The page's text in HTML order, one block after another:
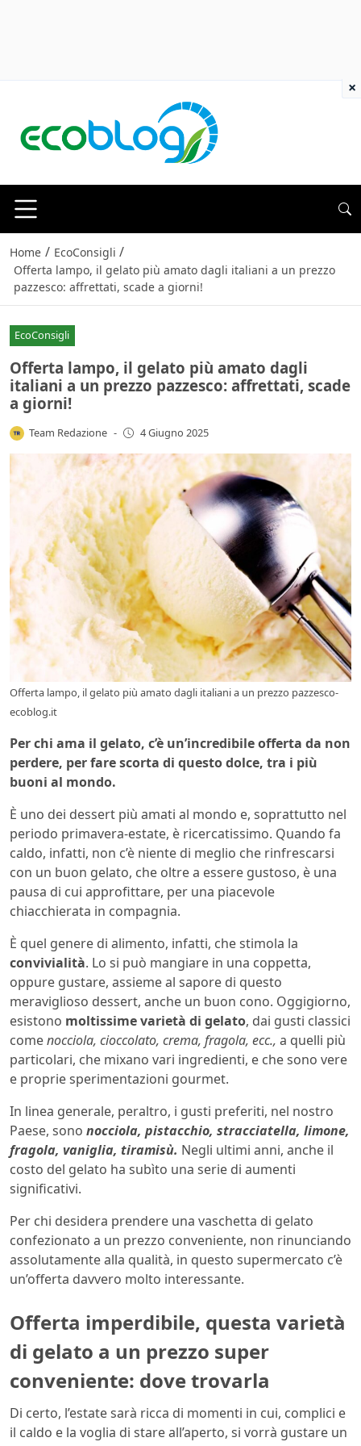
Home / EcoConsigli /
Offerta lampo, il gelato più amato dagli italiani a un prezzo
pazzesco: affrettati, scade a giorni!
EcoConsigli
Offerta lampo, il gelato più amato dagli
italiani a un prezzo pazzesco: affrettati, scade
a giorni!
Team Redazione - 4 Giugno 2025
Offerta lampo, il gelato più amato dagli italiani a un prezzo pazzesco-
ecoblog.it
Per chi ama il gelato, c’è un’incredibile offerta da non
perdere, per fare scorta di questo dolce, tra i più
buoni al mondo.
È uno dei dessert più amati al mondo e, soprattutto nel
periodo primavera-estate, è ricercatissimo. Quando fa
caldo, infatti, non c’è niente di meglio che rinfrescarsi
con un buon gelato, che oltre a essere gustoso, è una
pausa di cui approfittare, per una piacevole
chiacchierata in compagnia.
È quel genere di alimento, infatti, che stimola la
convivialità. Lo si può mangiare in una coppetta,
oppure gustare, assieme al sapore di questo
meraviglioso dessert, anche un buon cono. Oggigiorno,
esistono moltissime varietà di gelato, dai gusti classici
comenocciola, cioccolato, crema, fragola, ecc., a quelli più
particolari, che mixano vari ingredienti, e che sono vere
e proprie sperimentazioni gourmet.
In linea generale, peraltro, i gusti preferiti, nel nostro
Paese, sono nocciola, pistacchio, stracciatella, limone,
fragola, vaniglia, tiramisù. Negli ultimi anni, anche il
costo del gelato ha subìto una serie di aumenti
significativi.
Per chi desidera prendere una vaschetta di gelato
confezionato a un prezzo conveniente, non rinunciando
assolutamente alla qualità, in questo supermercato c’è
un’offerta davvero molto interessante.
Offerta imperdibile, questa varietà
di gelato a un prezzo super
conveniente: dove trovarla
Di certo, l’estate sarà ricca di momenti in cui, complici e
il caldo e la voglia di stare all’aperto, si vorrà gustare un
×